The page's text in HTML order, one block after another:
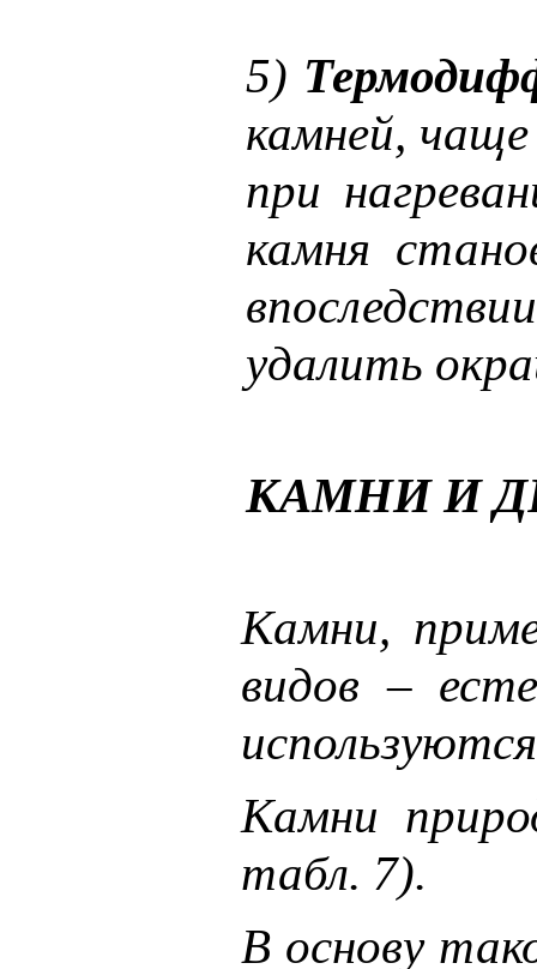
5)
камней,
при
камня
удалить
КАМНИ И
Камни,
видов –
Камни
табл. 7).
В основу